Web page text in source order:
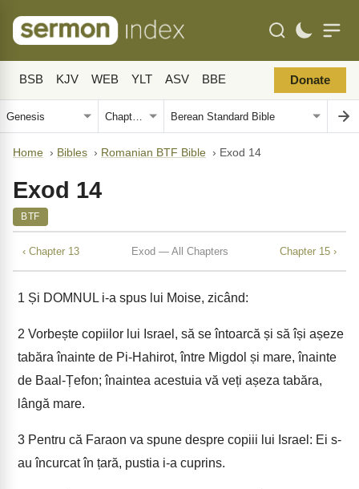
BSB KJV WEB YLT ASV BBE Donate
Home › Bibles › Romanian BTF Bible › Exod 14
Exod 14
BTF
‹ Chapter 13 Exod — All Chapters Chapter 15 ›
1 Și DOMNUL i-a spus lui Moise, zicând:
2 Vorbește copiilor lui Israel, să se întoarcă și să își așeze
tabăra înainte de Pi-Hahirot, între Migdol și mare, înainte
de Baal-Țefon; înaintea acestuia vă veți așeza tabăra,
lângă mare.
3 Pentru că Faraon va spune despre copiii lui Israel: Ei s-
au încurcat în țară, pustia i-a cuprins.